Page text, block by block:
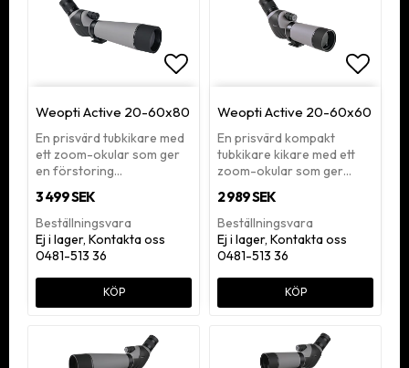
Weopti Active 20-60x80
En prisvärd tubkikare med
ett zoom-okular som ger
en förstoring…
3 499 SEK
Beställningsvara
Ej i lager, Kontakta oss
0481-513 36
KÖP
Weopti Active 20-60x60
En prisvärd kompakt
tubkikare kikare med ett
zoom-okular som ger…
2 989 SEK
Beställningsvara
Ej i lager, Kontakta oss
0481-513 36
KÖP